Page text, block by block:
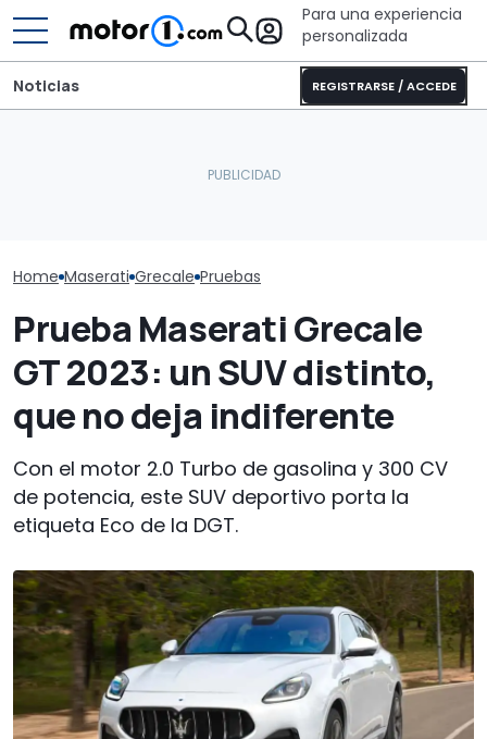
Para una experiencia
personalizada
REGISTRARSE / ACCEDE
Noticias
Home Maserati Grecale Pruebas
Prueba Maserati Grecale
GT 2023: un SUV distinto,
que no deja indiferente
Con el motor 2.0 Turbo de gasolina y 300 CV
de potencia, este SUV deportivo porta la
etiqueta Eco de la DGT.